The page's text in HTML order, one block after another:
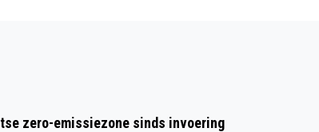
zero-emissiezone sinds invoering